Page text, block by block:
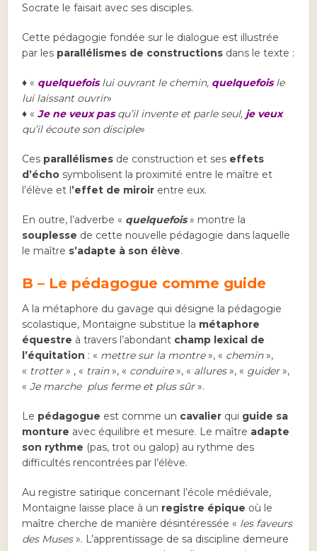
Socrate le faisait avec ses disciples.
Cette pédagogie fondée sur le dialogue est illustrée
par les parallélismes de constructions dans le texte :
♦ « quelquefoislui ouvrant le chemin, quelquefoisle
lui laissant ouvrir»
♦ «Je ne veux pasqu’il invente et parle seul, je veux
qu’il écoute son disciple»
Ces parallélismes de construction et ses effets
d’écho symbolisent la proximité entre le maître et
l’élève et l’effet de miroir entre eux.
En outre, l’adverbe « quelquefois» montre la
souplesse de cette nouvelle pédagogie dans laquelle
le maître s’adapte à son élève.
B – Le pédagogue comme guide
A la métaphore du gavage qui désigne la pédagogie
scolastique, Montaigne substitue la métaphore
équestre à travers l’abondant champ lexical de
l’équitation : « mettre sur la montre», « chemin»,
« trotter» , « train», « conduire», « allures», « guider»,
«Je marche plus ferme et plus sûr».
Le pédagogue est comme un cavalier qui guide sa
monture avec équilibre et mesure. Le maître adapte
son rythme (pas, trot ou galop) au rythme des
difficultés rencontrées par l’élève.
Au registre satirique concernant l’école médiévale,
Montaigne laisse place à un registre épique où le
maître cherche de manière désintéressée « les faveurs
des Muses». L’apprentissage de sa discipline demeure